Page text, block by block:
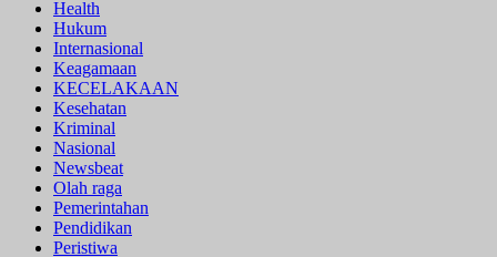
Health
Hukum
Internasional
Keagamaan
KECELAKAAN
Kesehatan
Kriminal
Nasional
Newsbeat
Olah raga
Pemerintahan
Pendidikan
Peristiwa